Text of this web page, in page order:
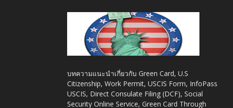
บทความแนะนำเกี่ยวกับ Green Card, U.S
Citizenship, Work Permit, USCIS Form, InfoPass
USCIS, Direct Consulate Filing (DCF), Social
Security Online Service, Green Card Through